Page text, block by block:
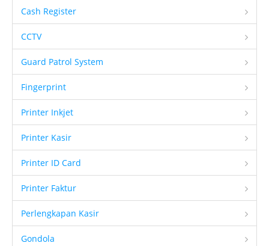
Cash Register
CCTV
Guard Patrol System
Fingerprint
Printer Inkjet
Printer Kasir
Printer ID Card
Printer Faktur
Perlengkapan Kasir
Gondola